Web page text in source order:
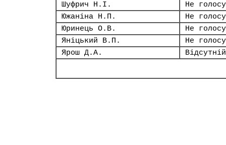
Шуфрич Н.І.
Не
Южаніна Н.П.
Не
Юринець О.В.
Не
Яніцький В.П.
Не
Ярош Д.А.
Відсутній